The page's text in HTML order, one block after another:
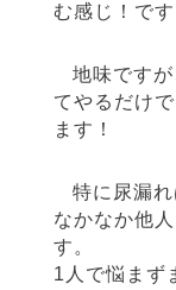
む感じ！です
地味です
てやるだけ
ます！
特に尿漏
なかなか他
す。
1人で悩まず